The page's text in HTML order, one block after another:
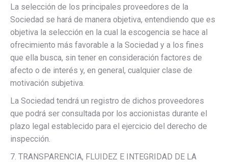
La selección de los principales proveedores de la
Sociedad se hará de manera objetiva, entendiendo que es
objetiva la selección en la cual la escogencia se hace al
ofrecimiento más favorable a la Sociedad y a los fines
que ella busca, sin tener en consideración factores de
afecto o de interés y, en general, cualquier clase de
motivación subjetiva.
La Sociedad tendrá un registro de dichos proveedores
que podrá ser consultada por los accionistas durante el
plazo legal establecido para el ejercicio del derecho de
inspección.
7. TRANSPARENCIA, FLUIDEZ E INTEGRIDAD DE LA